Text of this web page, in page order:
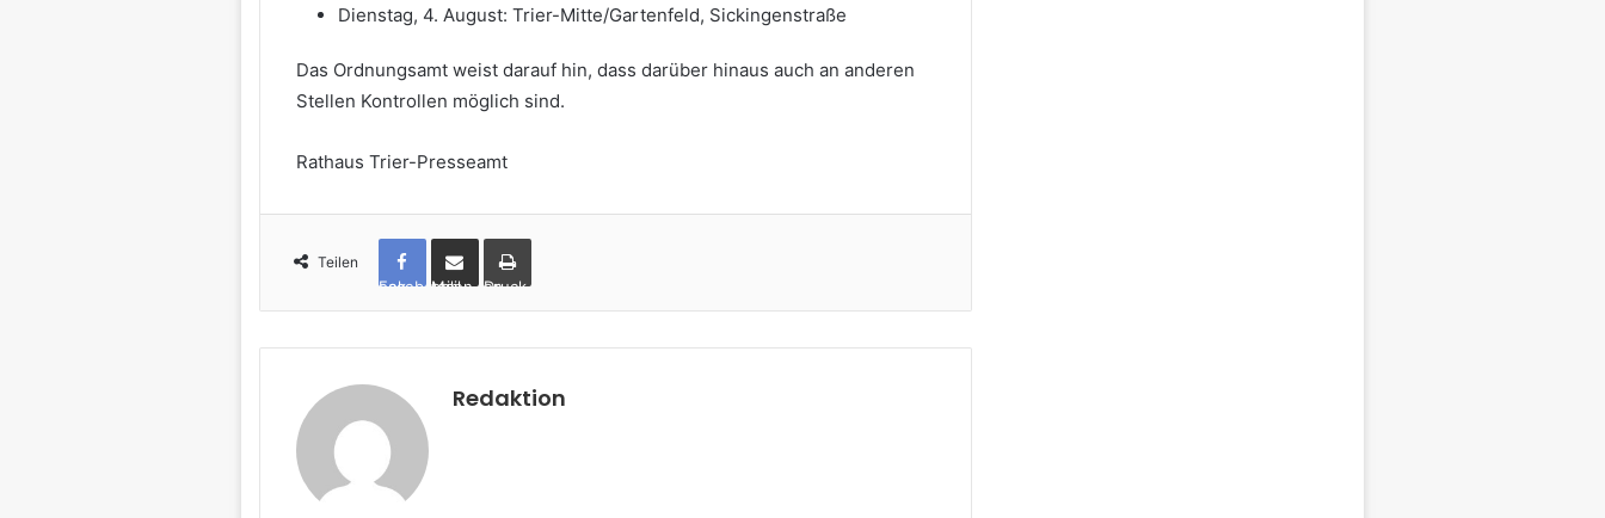
Dienstag, 4. August: Trier-Mitte/Gartenfeld, Sickingenstraße
Das Ordnungsamt weist darauf hin, dass darüber hinaus auch an anderen
Stellen Kontrollen möglich sind.
Rathaus Trier-Presseamt
Teilen
Facebook per Mail teilen Drucken
Redaktion